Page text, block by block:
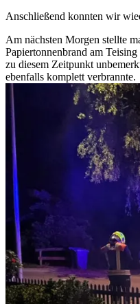
Anschließend konnten wir
Am nächsten Morgen stellte
Papiertonnenbrand am
zu diesem Zeitpunkt
ebenfalls komplett verbrannte.